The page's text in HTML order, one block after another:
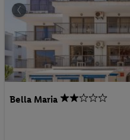
Bella Maria